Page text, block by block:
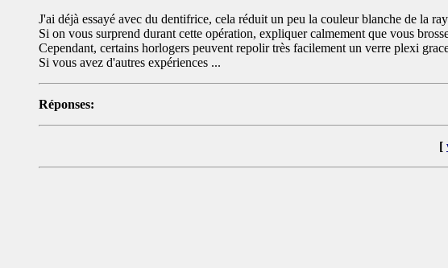
J'ai déjà essayé avec du dentifrice, cela réduit un peu la couleur blanche de la
Si on vous surprend durant cette opération, expliquer calmement que vous
Cependant, certains horlogers peuvent repolir très facilement un verre plexi
Si vous avez d'autres expériences ...
Réponses:
[